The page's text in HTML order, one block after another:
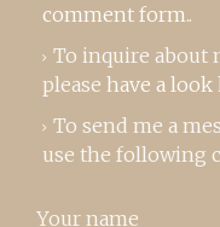
comment form..
To inquire about
please have a look
To send me a
use the following
Your name